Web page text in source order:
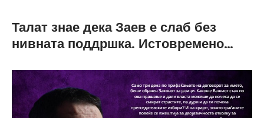
Талат знае дека Заев е слаб без
нивната поддршка. Истовремено…